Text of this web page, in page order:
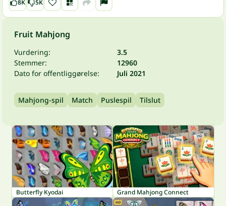
8K 5K
Fruit Mahjong
Vurdering:
3.5
Stemmer:
12960
Dato for offentliggørelse:
Juli 2021
Mahjong-spil Match Puslespil Tilslut
Butterfly Kyodai Grand Mahjong Connect